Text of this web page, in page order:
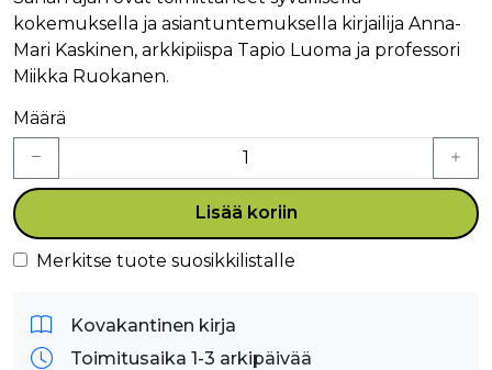
kokemuksella ja asiantuntemuksella kirjailija Anna-
Mari Kaskinen, arkkipiispa Tapio Luoma ja professori
Miikka Ruokanen.
Määrä
Lisää koriin
Merkitse tuote suosikkilistalle
Kovakantinen kirja
Toimitusaika 1-3 arkipäivää